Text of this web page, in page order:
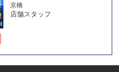
京橋
店舗スタッフ